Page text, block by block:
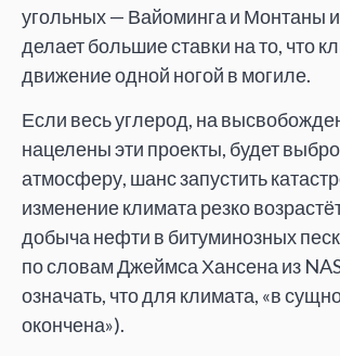
угольных — Вайоминга и Монтаны
делает большие ставки на то, что
движение одной ногой в могиле.
Если весь углерод, на
нацелены эти проекты, будет
атмосферу, шанс запустить
изменение климата резко
добыча нефти в битуминозных
по словам Джеймса Хансена из
означать, что для климата, «в
окончена»).